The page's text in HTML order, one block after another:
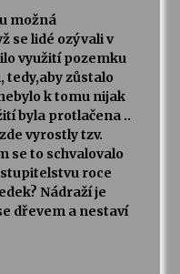
možná
se lidé ozývali v
využití pozemku
tedy,aby zůstalo
k tomu nijak
byla protlačena ..
vyrostly tzv.
se to schvalovalo
roce
Nádraží je
dřevem a nestaví